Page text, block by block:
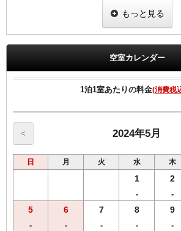
・タオル類の交換とゴミの回収、灰皿の交換の
・シーツ、枕カバー、ナイトウェア、スリッ
尚、衛星管理上3泊毎に通常清掃をいたします。
※ご予定の変更により1泊の場合は、通常料金
当プランでご予約のお客様には選べるグッズを
ヒーリング・コスメ系グッズの中から２点お選
※グッズ内容は予告なく変更する場合がござ
い。
※男性のお客様にはご予約いただけませんので
◆◆◆客室のご案内◆◆◆
もっと見る
空室カレンダー
1泊1室あたりの料金(消費税
< 2024年5月
日 月 火 水 木
1
-
2
-
5
-
6
-
7
-
8
-
9
-